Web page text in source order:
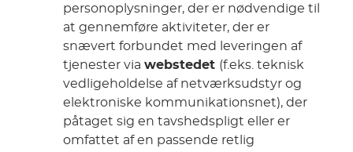
personoplysninger, der er nødvendige til
at gennemføre aktiviteter, der er
snævert forbundet med leveringen af
tjenester via webstedet (f.eks. teknisk
vedligeholdelse af netværksudstyr og
elektroniske kommunikationsnet), der
påtaget sig en tavshedspligt eller er
omfattet af en passende retlig